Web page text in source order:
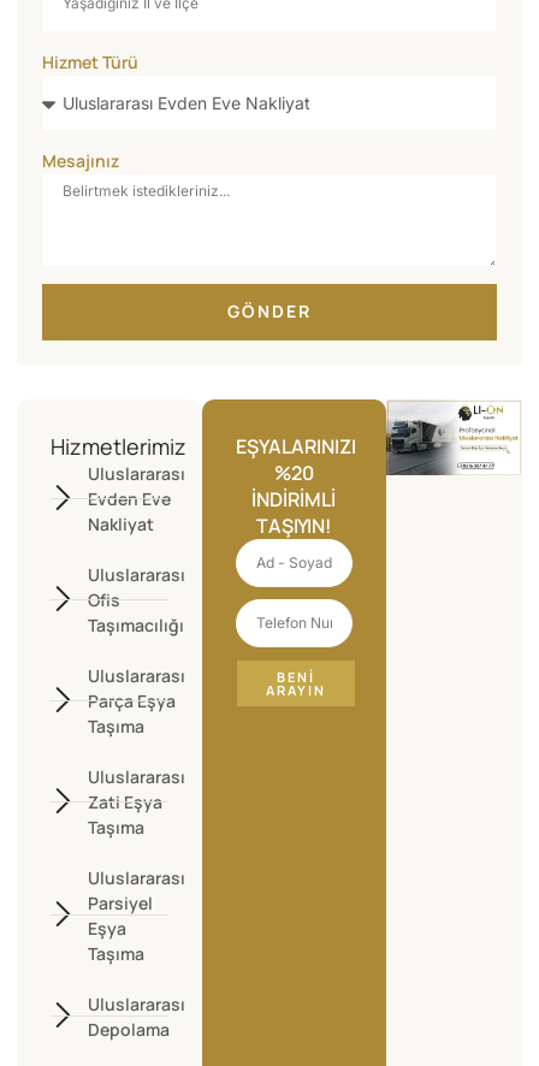
Hizmet Türü
Mesajınız
GÖNDER
Hizmetlerimiz
Uluslararası
Evden Eve
Nakliyat
Uluslararası
Ofis
Taşımacılığı
Uluslararası
Parça Eşya
Taşıma
Uluslararası
Zati Eşya
Taşıma
Uluslararası
Parsiyel
Eşya
Taşıma
Uluslararası
Depolama
EŞYALARINIZI
%20
İNDIRIMLI
TAŞIYIN!
BENI
ARAYIN